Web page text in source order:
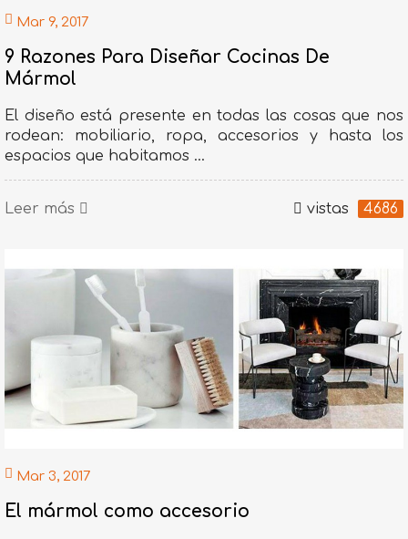
Mar 9, 2017
9 Razones Para Diseñar Cocinas De
Mármol
El diseño está presente en todas las cosas que nos
rodean: mobiliario, ropa, accesorios y hasta los
espacios que habitamos ...
Leer más vistas 4686
Mar 3, 2017
El mármol como accesorio